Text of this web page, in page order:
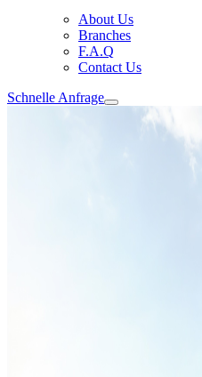
About Us
Branches
F.A.Q
Contact Us
Schnelle Anfrage